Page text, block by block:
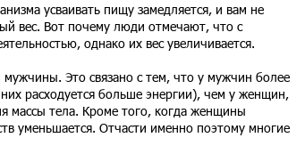
усваивать пищу замедляется, и вам не
вес. Вот почему люди отмечают, что с
однако их вес увеличивается.
Это связано с тем, что у мужчин более
расходуется больше энергии), чем у женщин,
массы тела. Кроме того, когда женщины
уменьшается. Отчасти именно поэтому многие